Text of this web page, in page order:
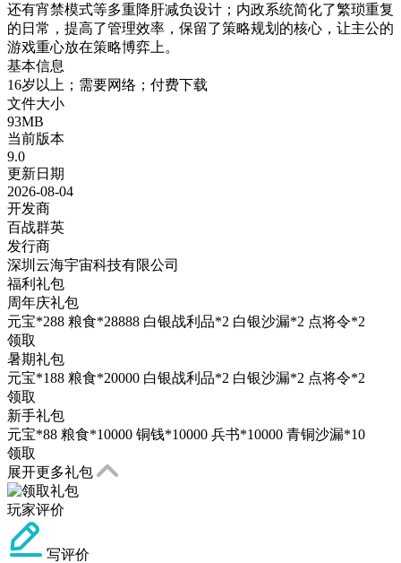
还有宵禁模式等多重降肝减负设计；内政系统简化了繁琐重复
的日常，提高了管理效率，保留了策略规划的核心，让主公的
游戏重心放在策略博弈上。
基本信息
16岁以上；需要网络；付费下载
文件大小
93MB
当前版本
9.0
更新日期
2026-08-04
开发商
百战群英
发行商
深圳云海宇宙科技有限公司
福利礼包
周年庆礼包
元宝*288 粮食*28888 白银战利品*2 白银沙漏*2 点将令*2
领取
暑期礼包
元宝*188 粮食*20000 白银战利品*2 白银沙漏*2 点将令*2
领取
新手礼包
元宝*88 粮食*10000 铜钱*10000 兵书*10000 青铜沙漏*10
领取
展开更多礼包
玩家评价
写评价